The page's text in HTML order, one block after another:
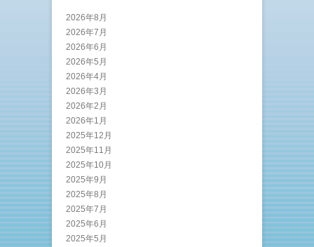
2026年8月
2026年7月
2026年6月
2026年5月
2026年4月
2026年3月
2026年2月
2026年1月
2025年12月
2025年11月
2025年10月
2025年9月
2025年8月
2025年7月
2025年6月
2025年5月